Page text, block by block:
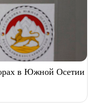
в Южной Осетии